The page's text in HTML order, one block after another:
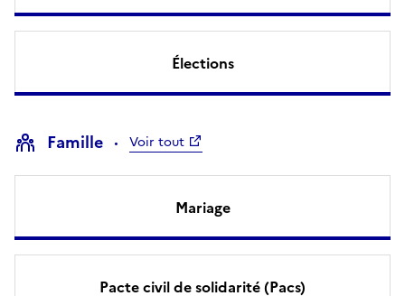
Élections
Famille Voir tout
Mariage
Pacte civil de solidarité (Pacs)